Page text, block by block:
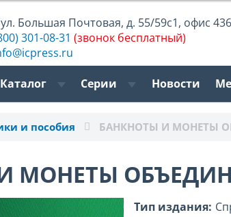
ул. Большая Почтовая, д. 55/59с1, офис 436
301-08-31 (звонок бесплатный)
Каталог Серии Новости
и пособия БАНКНОТЫ И МОНЕТЫ
МОНЕТЫ
Тип издания: